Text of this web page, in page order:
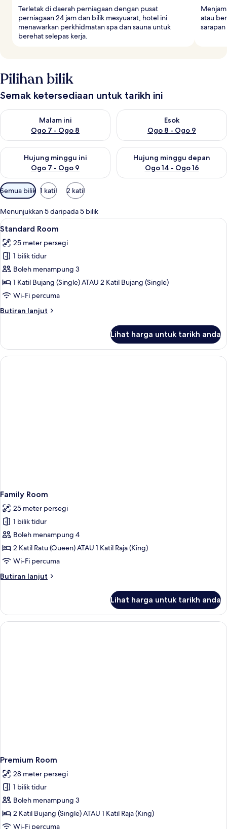
Terletak di daerah perniagaan dengan pusat
perniagaan 24 jam dan bilik mesyuarat, hotel ini
menawarkan perkhidmatan spa dan sauna untuk
berehat selepas kerja.
atau
Pilihan bilik
Semak ketersediaan untuk tarikh ini
Malam ini
Ogo 7 - Ogo 8
Semak ketersediaan untuk malam ini Ogo 7 - Ogo 8
Esok
Ogo 8 - Ogo 9
Semak ketersediaan untuk
Hujung minggu ini
Ogo 7 - Ogo 9
Semak ketersediaan untuk hujung minggu ini Ogo 7 - Ogo 9
Hujung minggu depan
Ogo 14 - Ogo 16
Semak ketersediaan untuk
Penapis
yang
tersedia
untuk
bilik
Semua bilik 1 katil 2 katil
Menunjukkan 5 daripada 5 bilik
Lihat
semua
foto
untuk
Standard
Room
Standard Room | Peralatan tempat
1
Standard Room
25 meter persegi
1 bilik tidur
Boleh menampung 3
1 Katil Bujang (Single) ATAU 2 Katil Bujang (Single)
Wi-Fi percuma
Butiran lanjut
Butiran
Room
Lihat harga untuk tarikh anda
Family Room
25 meter persegi
1 bilik tidur
Boleh menampung 4
2 Katil Ratu (Queen) ATAU 1 Katil Raja (King)
Wi-Fi percuma
Butiran lanjut
Butiran
Room
Lihat harga untuk tarikh anda
Premium Room
28 meter persegi
1 bilik tidur
Boleh menampung 3
2 Katil Bujang (Single) ATAU 1 Katil Raja (King)
Wi-Fi percuma